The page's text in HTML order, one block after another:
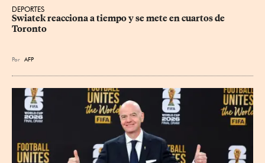
DEPORTES
Swiatek reacciona a tiempo y se mete en cuartos de
Toronto
Por AFP